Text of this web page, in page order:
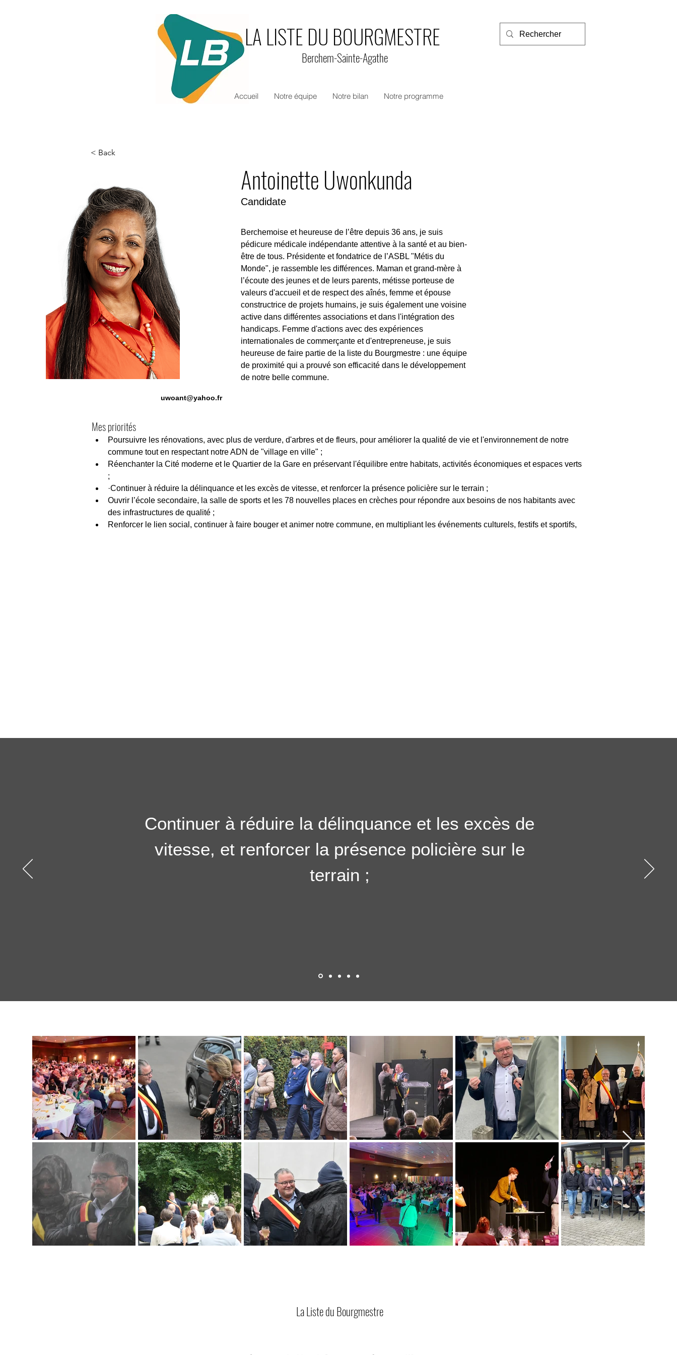
LA LISTE DU BOURGMESTRE
Berchem-Sainte-Agathe
Accueil Notre équipe Notre bilan Notre programme
< Back
Antoinette Uwonkunda
Candidate
Berchemoise et heureuse de l’être depuis 36 ans, je suis
pédicure médicale indépendante attentive à la santé et au bien-
être de tous. Présidente et fondatrice de l’ASBL "Métis du
Monde", je rassemble les différences. Maman et grand-mère à
l’écoute des jeunes et de leurs parents, métisse porteuse de
valeurs d'accueil et de respect des aînés, femme et épouse
constructrice de projets humains, je suis également une voisine
active dans différentes associations et dans l'intégration des
handicaps. Femme d'actions avec des expériences
internationales de commerçante et d'entrepreneuse, je suis
heureuse de faire partie de la liste du Bourgmestre : une équipe
de proximité qui a prouvé son efficacité dans le développement
de notre belle commune.
uwoant@yahoo.fr
Mes priorités
Poursuivre les rénovations, avec plus de verdure, d'arbres et de fleurs, pour améliorer la qualité de vie et l'environnement de notre
commune tout en respectant notre ADN de "village en ville" ;
Réenchanter la Cité moderne et le Quartier de la Gare en préservant l'équilibre entre habitats, activités économiques et espaces verts
;
·Continuer à réduire la délinquance et les excès de vitesse, et renforcer la présence policière sur le terrain ;
Ouvrir l’école secondaire, la salle de sports et les 78 nouvelles places en crèches pour répondre aux besoins de nos habitants avec
des infrastructures de qualité ;
Renforcer le lien social, continuer à faire bouger et animer notre commune, en multipliant les événements culturels, festifs et sportifs,
Continuer à réduire la délinquance et les excès de
vitesse, et renforcer la présence policière sur le
terrain ;
La Liste du Bourgmestre